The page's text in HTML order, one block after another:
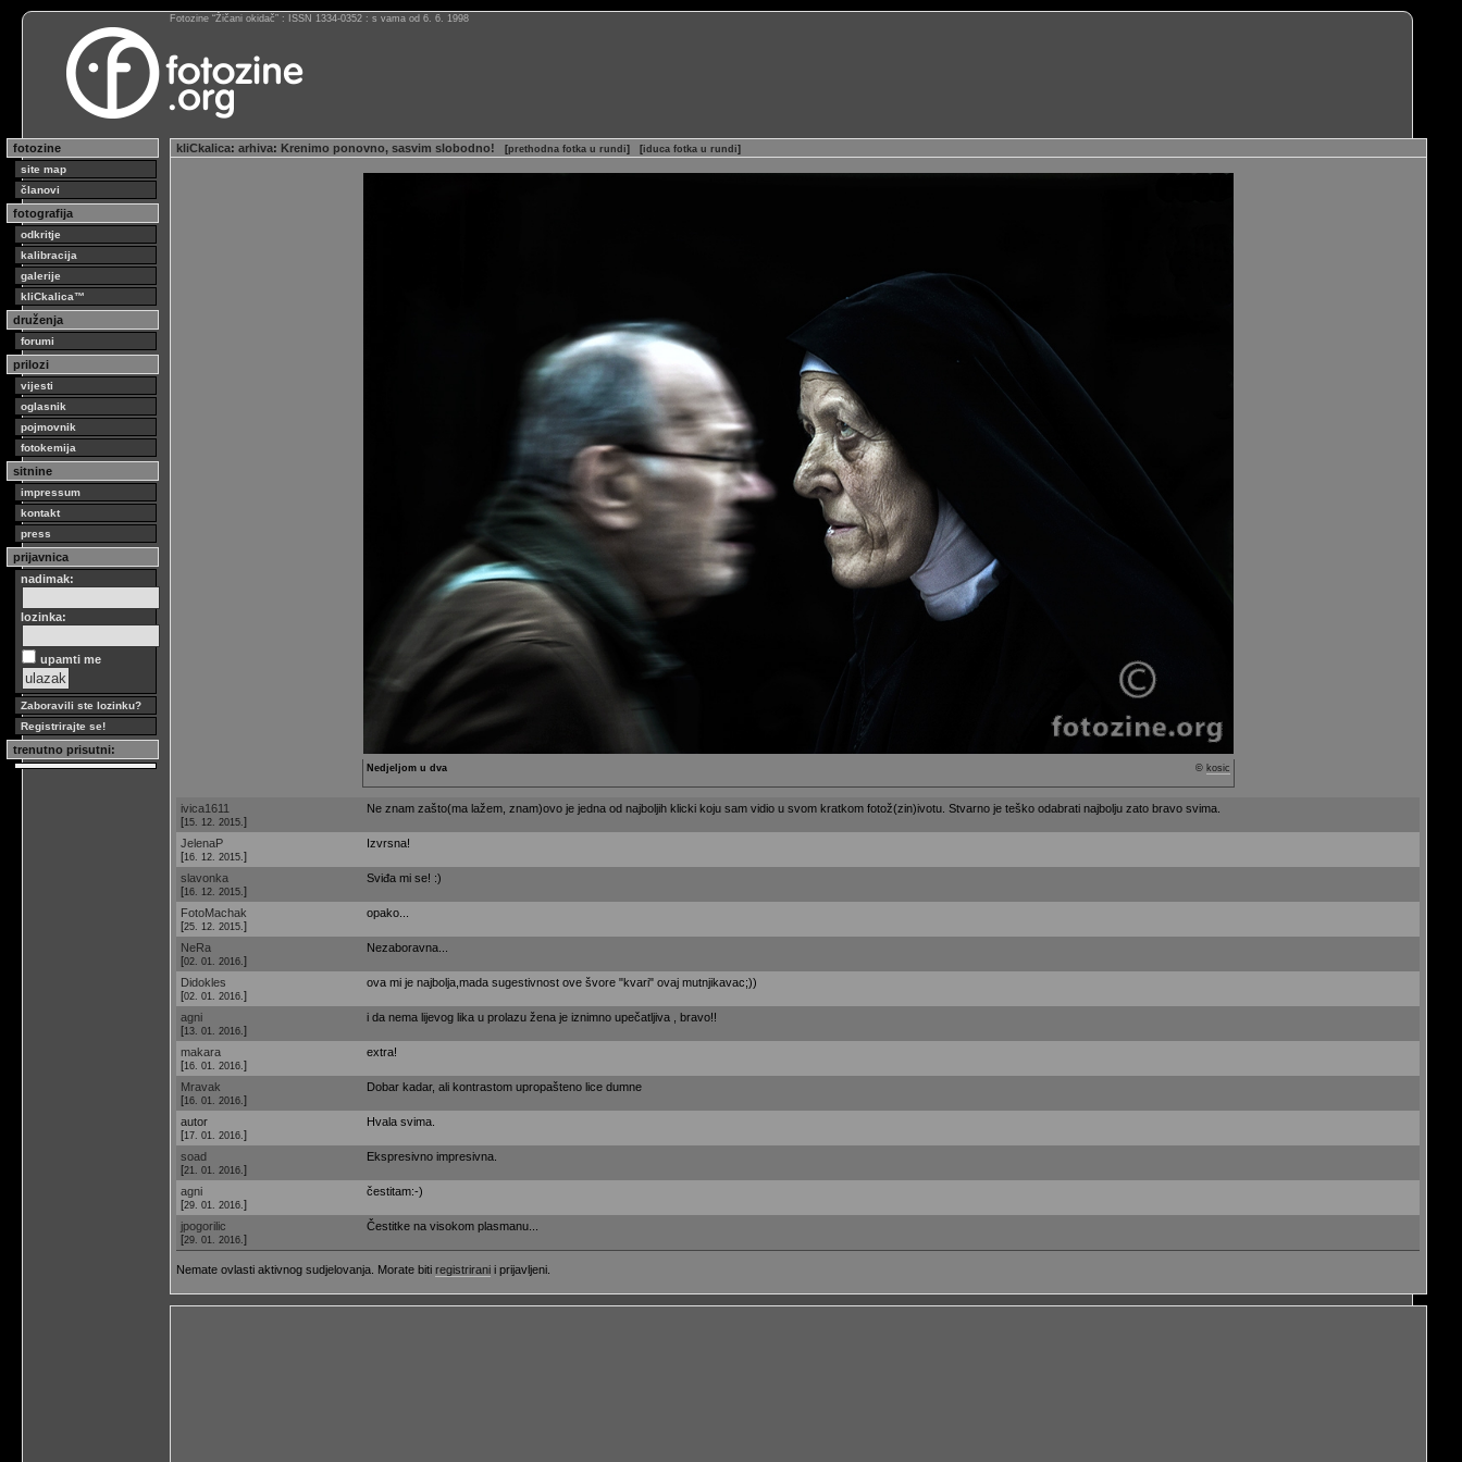
Fotozine “Žičani okidač” : ISSN 1334-0352 : s vama od 6. 6. 1998
fotozine
site map
članovi
fotografija
odkritje
kalibracija
galerije
kliCkalica™
druženja
forumi
prilozi
vijesti
oglasnik
pojmovnik
fotokemija
sitnine
impressum
kontakt
press
prijavnica
nadimak:
lozinka:
upamti me
Zaboravili ste lozinku?
Registrirajte se!
trenutno prisutni:
kliCkalica: arhiva: Krenimo ponovno, sasvim slobodno! [prethodna fotka u rundi] [iduca fotka u rundi]
© kosic
Nedjeljom u dva
ivica1611
[15. 12. 2015. ]
Ne znam zašto(ma lažem, znam)ovo je jedna od najboljih klicki koju sam vidio u svom kratkom fotož(zin)ivotu. Stvarno je teško odabrati najbolju zato bravo svima.
JelenaP
[16. 12. 2015. ]
Izvrsna!
slavonka
[16. 12. 2015. ]
Sviđa mi se! :)
FotoMachak
[25. 12. 2015. ]
opako...
NeRa
[02. 01. 2016. ]
Nezaboravna...
Didokles
[02. 01. 2016. ]
ova mi je najbolja,mada sugestivnost ove švore "kvari" ovaj mutnjikavac;))
agni
[13. 01. 2016. ]
i da nema lijevog lika u prolazu žena je iznimno upečatljiva , bravo!!
makara
[16. 01. 2016. ]
extra!
Mravak
[16. 01. 2016. ]
Dobar kadar, ali kontrastom upropašteno lice dumne
autor
[17. 01. 2016. ]
Hvala svima.
soad
[21. 01. 2016. ]
Ekspresivno impresivna.
agni
[29. 01. 2016. ]
čestitam:-)
jpogorilic
[29. 01. 2016. ]
Čestitke na visokom plasmanu...
Nemate ovlasti aktivnog sudjelovanja. Morate biti registrirani i prijavljeni.